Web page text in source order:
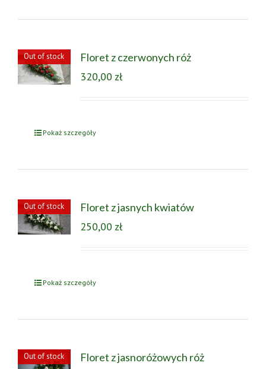
Out of stock Floret z czerwonych róż
320,00 zł
Pokaż szczegóły
Out of stock Floret z jasnych kwiatów
250,00 zł
Pokaż szczegóły
Out of stock Floret z jasnoróżowych róż